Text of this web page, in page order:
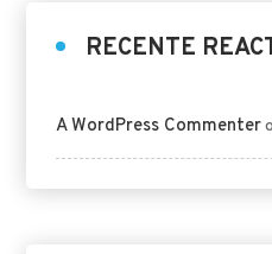
RECENTE
A WordPress Commenter